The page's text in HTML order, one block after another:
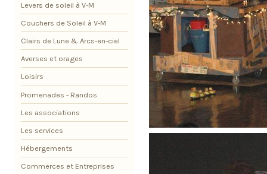
Levers de soleil à V-M
Couchers de Soleil à V-M
Clairs de Lune & Arcs-en-ciel
Averses et orages
Loisirs
Promenades - Randos
Les associations
Les services
Hébergements
Commerces et Entreprises